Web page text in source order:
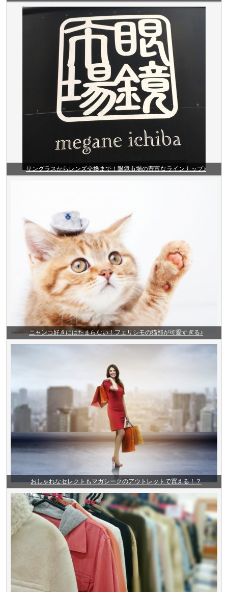
サングラスからレンズ交換まで！眼鏡市場の豊富なラインナップ♪
ニャンコ好きにはたまらない！フェリシモの猫部が可愛すぎる♪
おしゃれなセレクトもマガシークのアウトレットで買える！？